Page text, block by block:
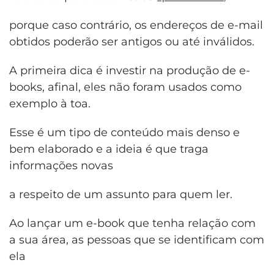
porque caso contrário, os endereços de e-mail
obtidos poderão ser antigos ou até inválidos.
A primeira dica é investir na produção de e-
books, afinal, eles não foram usados como
exemplo à toa.
Esse é um tipo de conteúdo mais denso e
bem elaborado e a ideia é que traga
informações novas
a respeito de um assunto para quem ler.
Ao lançar um e-book que tenha relação com
a sua área, as pessoas que se identificam com
ela